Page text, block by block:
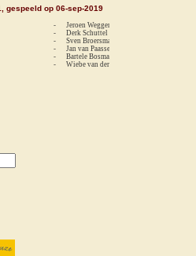
gespeeld op 06-sep-2019
- Jeroen Weggen
- Derk Schuttel
- Sven Broersma
- Jan van Paassen
- Bartele Bosma
- Wiebe van der Velde